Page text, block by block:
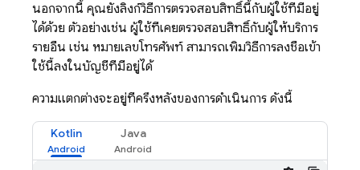
นอกจากนี้ คุณยังลิงก์วิธีการตรวจสอบสิทธิ์นี้กับผู้ใช้ที่มีอยู่
ได้ด้วย ตัวอย่างเช่น ผู้ใช้ที่เคยตรวจสอบสิทธิ์กับผู้ให้บริการ
รายอื่น เช่น หมายเลขโทรศัพท์ สามารถเพิ่มวิธีการลงชื่อเข้า
ใช้นี้ลงในบัญชีที่มีอยู่ได้
ความแตกต่างจะอยู่ที่ครึ่งหลังของการดำเนินการ ดังนี้
Kotlin Java